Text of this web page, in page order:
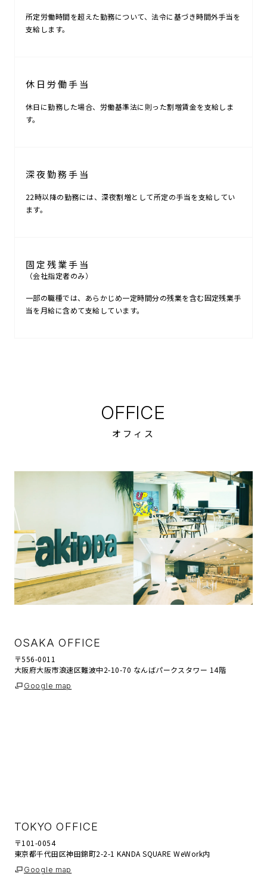
所定労働時間を超えた勤務について、法令に基づき時間外手当を
支給します。
休日労働手当
休日に勤務した場合、労働基準法に則った割増賃金を支給しま
す。
深夜勤務手当
22時以降の勤務には、深夜割増として所定の手当を支給してい
ます。
固定残業手当
（会社指定者のみ）
一部の職種では、あらかじめ一定時間分の残業を含む固定残業手
当を月給に含めて支給しています。
OFFICE
オフィス
OSAKA OFFICE
〒556-0011
大阪府大阪市浪速区難波中2-10-70 なんばパークスタワー 14階
Google map
TOKYO OFFICE
〒101-0054
東京都千代田区神田錦町2-2-1 KANDA SQUARE WeWork内
Google map